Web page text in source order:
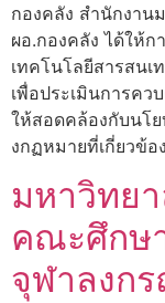
กองคลัง สำนักงาน
ผอ.กองคลัง ได้ให้
เทคโนโลยีสารสน
เพื่อประเมินการค
ให้สอดคล้องกับนโ
งกฏหมายที่เกี่ยวข้อง
มหาวิทย
คณะศึกษ
จุฬาลงก